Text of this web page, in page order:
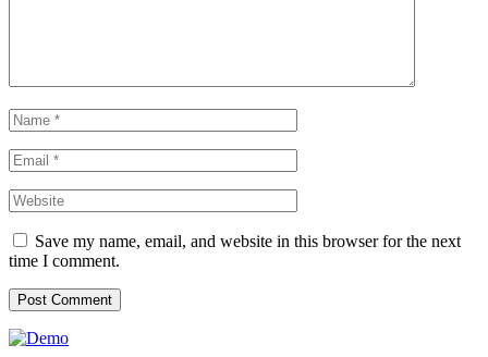
Save my name, email, and website in this browser for the next
time I comment.